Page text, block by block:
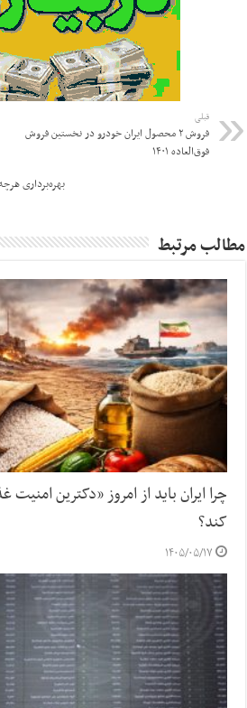
قبلی
فروش ۲ محصول ایران خودرو در نخستین فروش
فوق‌العاده ۱۴۰۱
مطالب مرتبط
چرا ایران باید از امروز «دکترین
کند؟
۱۴۰۵/۰۵/۱۷